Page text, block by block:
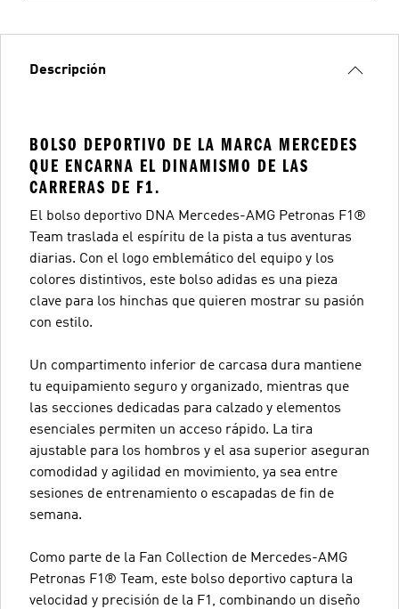
Descripción
BOLSO DEPORTIVO DE LA MARCA MERCEDES
QUE ENCARNA EL DINAMISMO DE LAS
CARRERAS DE F1.
El bolso deportivo DNA Mercedes-AMG Petronas F1®
Team traslada el espíritu de la pista a tus aventuras
diarias. Con el logo emblemático del equipo y los
colores distintivos, este bolso adidas es una pieza
clave para los hinchas que quieren mostrar su pasión
con estilo.
Un compartimento inferior de carcasa dura mantiene
tu equipamiento seguro y organizado, mientras que
las secciones dedicadas para calzado y elementos
esenciales permiten un acceso rápido. La tira
ajustable para los hombros y el asa superior aseguran
comodidad y agilidad en movimiento, ya sea entre
sesiones de entrenamiento o escapadas de fin de
semana.
Como parte de la Fan Collection de Mercedes-AMG
Petronas F1® Team, este bolso deportivo captura la
velocidad y precisión de la F1, combinando un diseño